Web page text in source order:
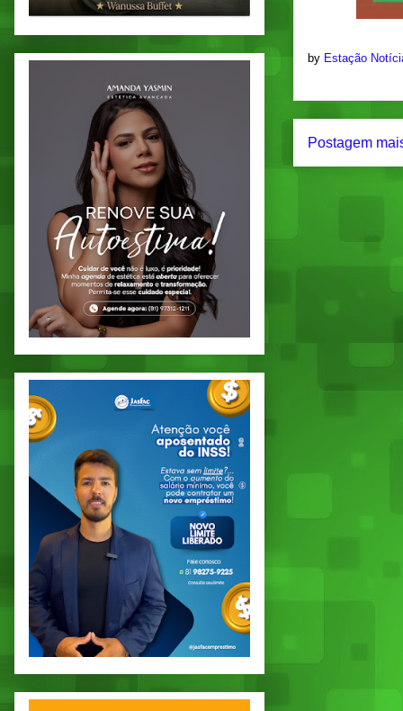
by Estação
Postagem